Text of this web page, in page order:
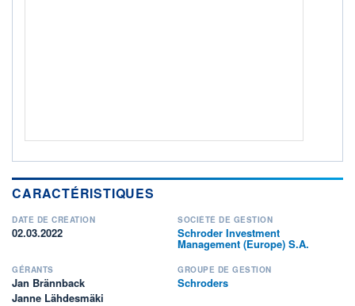
+ PORTEFEUILLE + LISTE
CARACTÉRISTIQUES
DATE DE CRÉATION
02.03.2022
SOCIÉTÉ DE GESTION
Schroder Investment
Management (Europe) S.A.
GÉRANTS
Jan Brännback
Janne Lähdesmäki
GROUPE DE GESTION
Schroders